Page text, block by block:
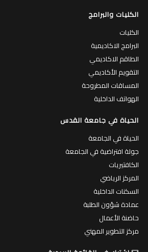
الكليات والبرامج
الكليات
البرامج الاكاديمية
الطاقم الاكاديمي
التقويم الأكاديمي
المساقات المطروحة
الهواتف الداخلية
الحياة في جامعة القدس
الحياة في الجامعة
جولة افتراضية في الجامعة
الكافتيريات
المركز الرياضي
السكنات الداخلية
عمادة شؤون الطلبة
حاضنة الأعمال
مركز التطوير المهني